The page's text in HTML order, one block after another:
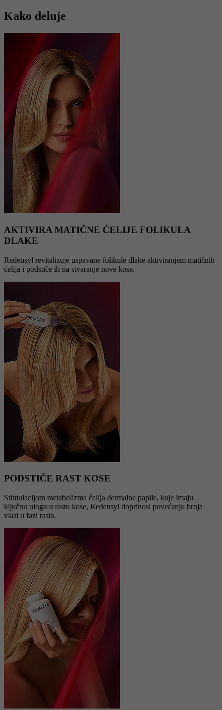
Kako deluje
AKTIVIRA MATIČNE ĆELIJE FOLIKULA
DLAKE
Redensyl revitalizuje uspavane folikule dlake aktiviranjem matičnih
ćelija i podstiče ih na stvaranje nove kose.
PODSTIČE RAST KOSE
Stimulacijom metabolizma ćelija dermalne papile, koje imaju
ključnu ulogu u rastu kose, Redensyl doprinosi povećanju broja
vlasi u fazi rasta.